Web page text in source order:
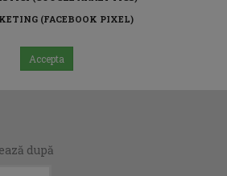
(FACEBOOK PIXEL)
Accepta
după